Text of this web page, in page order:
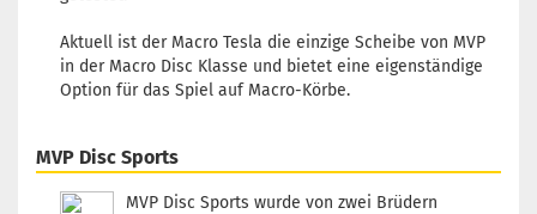
Aktuell ist der Macro Tesla die einzige Scheibe von MVP
in der Macro Disc Klasse und bietet eine eigenständige
Option für das Spiel auf Macro-Körbe.
MVP Disc Sports
MVP Disc Sports wurde von zwei Brüdern